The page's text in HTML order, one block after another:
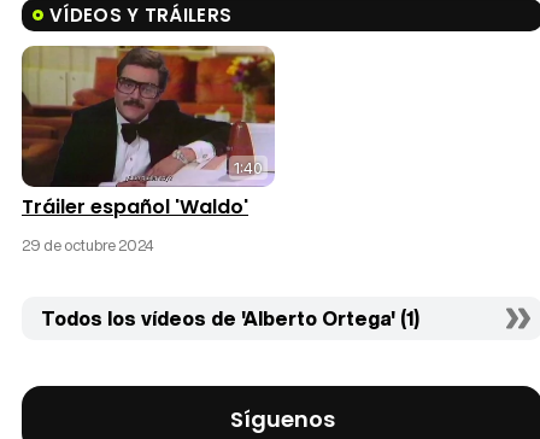
VÍDEOS Y TRÁILERS
1:40
Tráiler español 'Waldo'
29 de octubre 2024
Todos los vídeos de 'Alberto Ortega' (1)
Síguenos